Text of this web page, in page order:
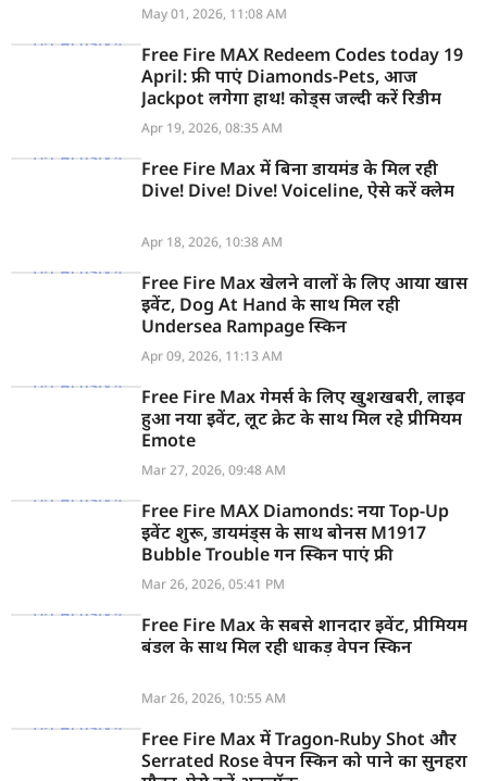
May 01, 2026, 11:08 AM
Free Fire MAX Redeem Codes today 19
April: फ्री पाएं Diamonds-Pets, आज
Jackpot लगेगा हाथ! कोड्स जल्दी करें रिडीम
Apr 19, 2026, 08:35 AM
Free Fire Max में बिना डायमंड के मिल रही
Dive! Dive! Dive! Voiceline, ऐसे करें क्लेम
Apr 18, 2026, 10:38 AM
Free Fire Max खेलने वालों के लिए आया खास
इवेंट, Dog At Hand के साथ मिल रही
Undersea Rampage स्किन
Apr 09, 2026, 11:13 AM
Free Fire Max गेमर्स के लिए खुशखबरी, लाइव
हुआ नया इवेंट, लूट क्रेट के साथ मिल रहे प्रीमियम
Emote
Mar 27, 2026, 09:48 AM
Free Fire MAX Diamonds: नया Top-Up
इवेंट शुरू, डायमंड्स के साथ बोनस M1917
Bubble Trouble गन स्किन पाएं फ्री
Mar 26, 2026, 05:41 PM
Free Fire Max के सबसे शानदार इवेंट, प्रीमियम
बंडल के साथ मिल रही धाकड़ वेपन स्किन
Mar 26, 2026, 10:55 AM
Free Fire Max में Tragon-Ruby Shot और
Serrated Rose वेपन स्किन को पाने का सुनहरा